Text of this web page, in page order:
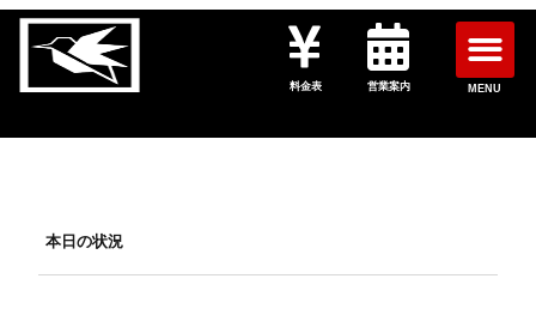
料金表 営業案内 MENU
本日の状況